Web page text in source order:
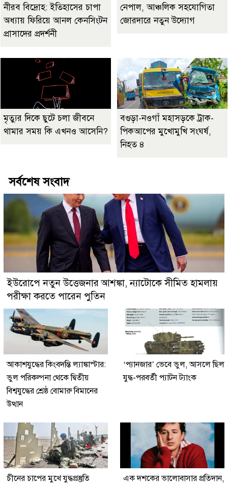
নীরব বিদ্রোহ: ইতিহাসের চাপা
অধ্যায় ফিরিয়ে আনল কেনসিংটন
প্রাসাদের প্রদর্শনী
নেপাল, আঞ্চলিক সহযোগিতা
জোরদারে নতুন উদ্যোগ
মৃত্যুর দিকে ছুটে চলা জীবনে
থামার সময় কি এখনও আসেনি?
বগুড়া-নওগাঁ মহাসড়কে ট্রাক-
পিকআপের মুখোমুখি সংঘর্ষ,
নিহত ৪
সর্বশেষ সংবাদ
ইউরোপে নতুন উত্তেজনার আশঙ্কা, ন্যাটোকে সীমিত হামলায়
পরীক্ষা করতে পারেন পুতিন
আকাশযুদ্ধের কিংবদন্তি ল্যাঙ্কাস্টার:
ভুল পরিকল্পনা থেকে দ্বিতীয়
বিশ্বযুদ্ধের শ্রেষ্ঠ বোমারু বিমানের
উত্থান
‘প্যানজার’ ভেবে ভুল, আসলে ছিল
যুদ্ধ-পরবর্তী প্যাটন ট্যাংক
চীনের চাপের মুখে যুদ্ধপ্রস্তুতি
এক দশকের ভালোবাসার প্রতিদান,